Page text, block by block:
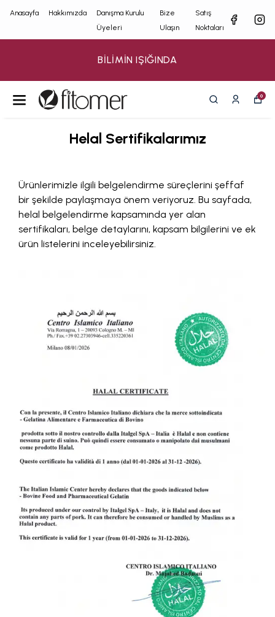
Anasayfa Hakkımızda
Danışma Kurulu
Üyeleri
Bize
Ulaşın
Satış
Noktaları
BİLİMİN IŞIĞINDA
0
Helal Sertifikalarımız
Ürünlerimizle ilgili belgelendirme süreçlerini şeffaf
bir şekilde paylaşmaya önem veriyoruz. Bu sayfada,
helal belgelendirme kapsamında yer alan
sertifikaları, belge detaylarını, kapsam bilgilerini ve ek
ürün listelerini inceleyebilirsiniz.